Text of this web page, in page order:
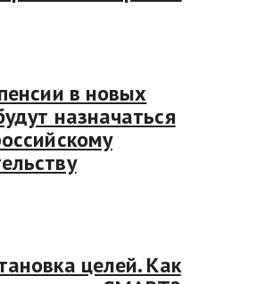
в новых
назначаться
целей. Как